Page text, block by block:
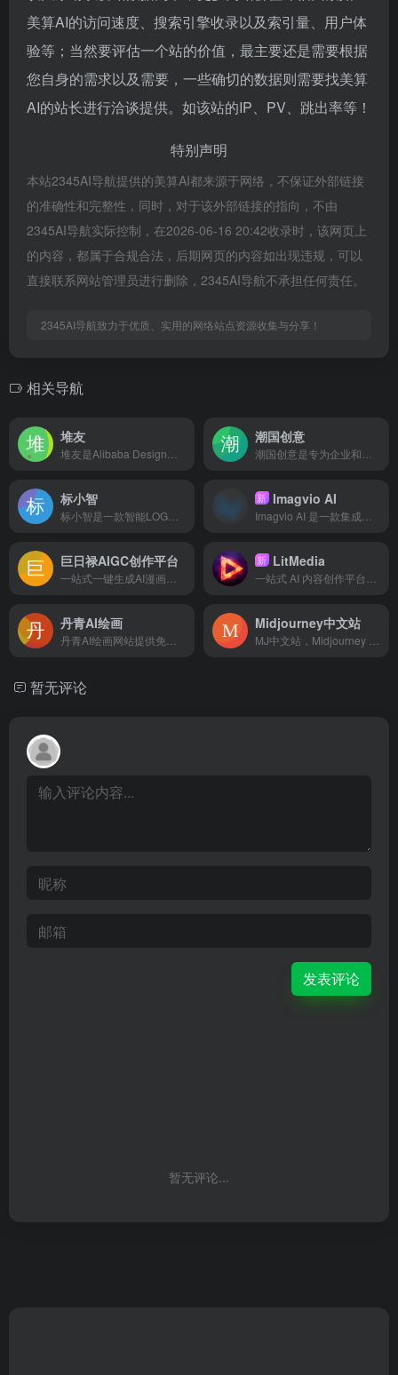
美算AI的访问速度、搜索引擎收录以及索引量、用户体
验等；当然要评估一个站的价值，最主要还是需要根据
您自身的需求以及需要，一些确切的数据则需要找美算
AI的站长进行洽谈提供。如该站的IP、PV、跳出率等！
特别声明
本站2345AI导航提供的美算AI都来源于网络，不保证外部链接
的准确性和完整性，同时，对于该外部链接的指向，不由
2345AI导航实际控制，在2026-06-16 20:42收录时，该网页上
的内容，都属于合规合法，后期网页的内容如出现违规，可以
直接联系网站管理员进行删除，2345AI导航不承担任何责任。
2345AI导航致力于优质、实用的网络站点资源收集与分享！
相关导航
堆友 潮国创意
标小智 新 Imagvio AI
巨日禄AIGC创作平台 新 LitMedia
丹青AI绘画 Midjourney中文站
暂无评论
发表评论
暂无评论...